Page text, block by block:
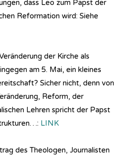
dass Leo zum Papst der
Reformation wird: Siehe
der Kirche als
am 5. Mai, ein kleines
Sicher nicht, denn von
Reform, der
Lehren spricht der Papst
LINK
des Theologen, Journalisten